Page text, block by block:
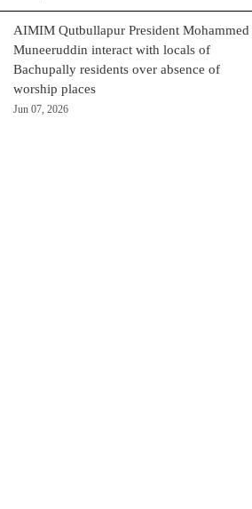
AIMIM Qutbullapur President Mohammed
Muneeruddin interact with locals of
Bachupally residents over absence of
worship places
Jun 07, 2026